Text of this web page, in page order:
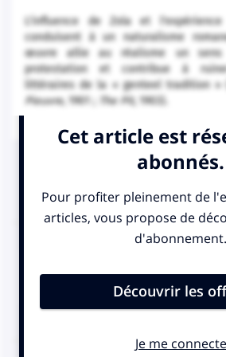
L'influence de Zola et
conduisent à un naturalisme
œuvre allie au réalisme un
protestation et contribue à
littéraires de la « genteel tradition »
Pieuvre, 1901 ; The Pit, 1903).
Articles
États-Unis.
Chronologie